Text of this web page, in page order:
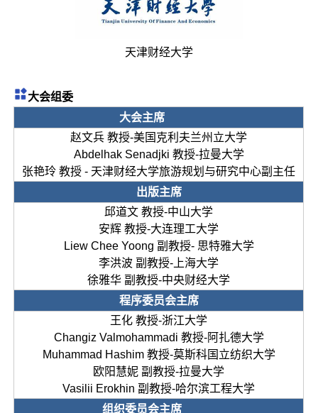
天津财经大学
大会组委
大会主席
赵文兵 教授-美国克利夫兰州立大学
Abdelhak Senadjki 教授-拉曼大学
张艳玲 教授 - 天津财经大学旅游规划与研究中心副主任
出版主席
邱道文 教授-中山大学
安辉 教授-大连理工大学
Liew Chee Yoong 副教授- 思特雅大学
李洪波 副教授-上海大学
徐雅华 副教授-中央财经大学
程序委员会主席
王化 教授-浙江大学
Changiz Valmohammadi 教授-阿扎德大学
Muhammad Hashim 教授-莫斯科国立纺织大学
欧阳慧妮 副教授-拉曼大学
Vasilii Erokhin 副教授-哈尔滨工程大学
组织委员会主席